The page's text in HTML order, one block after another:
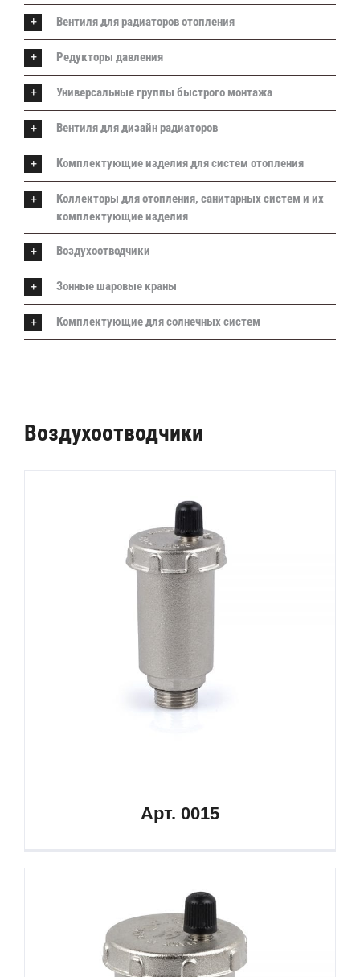
Воздухоотводчики
Арт. 0015
Вентиля для радиаторов отопления
Редукторы давления
Универсальные группы быстрого монтажа
Вентиля для дизайн радиаторов
Комплектующие изделия для систем отопления
Коллекторы для отопления, санитарных систем и их
комплектующие изделия
Воздухоотводчики
Зонные шаровые краны
Комплектующие для солнечных систем